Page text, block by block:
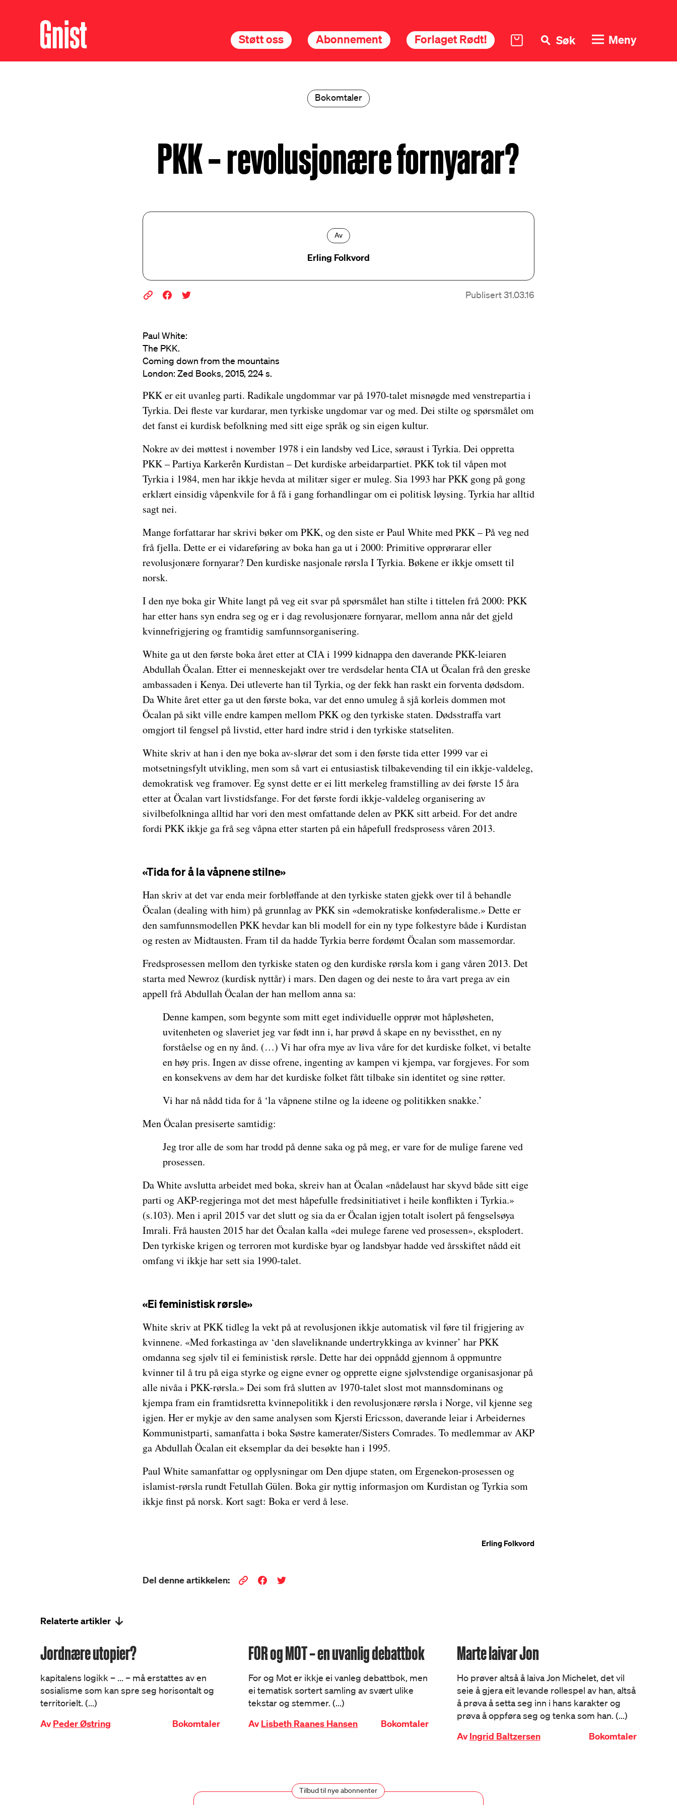
Støtt oss Abonnement Forlaget Rødt! Søk Meny
Bokomtaler
PKK – revolusjonære fornyarar?
Av
Erling Folkvord
Publisert 31.03.16
Paul White:
The PKK.
Coming down from the mountains
London: Zed Books, 2015, 224 s.
PKK er eit uvanleg parti. Radikale ungdommar var på 1970-talet misnøgde med venstrepartia i
Tyrkia. Dei fleste var kurdarar, men tyrkiske ungdomar var og med. Dei stilte og spørsmålet om
det fanst ei kurdisk befolkning med sitt eige språk og sin eigen kultur.
Nokre av dei møttest i november 1978 i ein landsby ved Lice, søraust i Tyrkia. Dei oppretta
PKK – Partiya Karkerên Kurdistan – Det kurdiske arbeidarpartiet. PKK tok til våpen mot
Tyrkia i 1984, men har ikkje hevda at militær siger er muleg. Sia 1993 har PKK gong på gong
erklært einsidig våpenkvile for å få i gang forhandlingar om ei politisk løysing. Tyrkia har alltid
sagt nei.
Mange forfattarar har skrivi bøker om PKK, og den siste er Paul White med PKK – På veg ned
frå fjella. Dette er ei vidareføring av boka han ga ut i 2000: Primitive opprørarar eller
revolusjonære fornyarar? Den kurdiske nasjonale rørsla I Tyrkia. Bøkene er ikkje omsett til
norsk.
I den nye boka gir White langt på veg eit svar på spørsmålet han stilte i tittelen frå 2000: PKK
har etter hans syn endra seg og er i dag revolusjonære fornyarar, mellom anna når det gjeld
kvinnefrigjering og framtidig samfunnsorganisering.
White ga ut den første boka året etter at CIA i 1999 kidnappa den daverande PKK-leiaren
Abdullah Öcalan. Etter ei menneskejakt over tre verdsdelar henta CIA ut Öcalan frå den greske
ambassaden i Kenya. Dei utleverte han til Tyrkia, og der fekk han raskt ein forventa dødsdom.
Da White året etter ga ut den første boka, var det enno umuleg å sjå korleis dommen mot
Öcalan på sikt ville endre kampen mellom PKK og den tyrkiske staten. Dødsstraffa vart
omgjort til fengsel på livstid, etter hard indre strid i den tyrkiske statseliten.
White skriv at han i den nye boka av-slørar det som i den første tida etter 1999 var ei
motsetningsfylt utvikling, men som så vart ei entusiastisk tilbakevending til ein ikkje-valdeleg,
demokratisk veg framover. Eg synst dette er ei litt merkeleg framstilling av dei første 15 åra
etter at Öcalan vart livstidsfange. For det første fordi ikkje-valdeleg organisering av
sivilbefolkninga alltid har vori den mest omfattande delen av PKK sitt arbeid. For det andre
fordi PKK ikkje ga frå seg våpna etter starten på ein håpefull fredsprosess våren 2013.
«Tida for å la våpnene stilne»
Han skriv at det var enda meir forbløffande at den tyrkiske staten gjekk over til å behandle
Öcalan (dealing with him) på grunnlag av PKK sin «demokratiske konføderalisme.» Dette er
den samfunnsmodellen PKK hevdar kan bli modell for ein ny type folkestyre både i Kurdistan
og resten av Midtausten. Fram til da hadde Tyrkia berre fordømt Öcalan som massemordar.
Fredsprosessen mellom den tyrkiske staten og den kurdiske rørsla kom i gang våren 2013. Det
starta med Newroz (kurdisk nyttår) i mars. Den dagen og dei neste to åra vart prega av ein
appell frå Abdullah Öcalan der han mellom anna sa:
Denne kampen, som begynte som mitt eget individuelle opprør mot håpløsheten,
uvitenheten og slaveriet jeg var født inn i, har prøvd å skape en ny bevissthet, en ny
forståelse og en ny ånd. (…) Vi har ofra mye av liva våre for det kurdiske folket, vi betalte
en høy pris. Ingen av disse ofrene, ingenting av kampen vi kjempa, var forgjeves. For som
en konsekvens av dem har det kurdiske folket fått tilbake sin identitet og sine røtter.
Vi har nå nådd tida for å ‘la våpnene stilne og la ideene og politikken snakke.’
Men Öcalan presiserte samtidig:
Jeg tror alle de som har trodd på denne saka og på meg, er vare for de mulige farene ved
prosessen.
Da White avslutta arbeidet med boka, skreiv han at Öcalan «nådelaust har skyvd både sitt eige
parti og AKP-regjeringa mot det mest håpefulle fredsinitiativet i heile konflikten i Tyrkia.»
(s.103). Men i april 2015 var det slutt og sia da er Öcalan igjen totalt isolert på fengselsøya
Imrali. Frå hausten 2015 har det Öcalan kalla «dei mulege farene ved prosessen», eksplodert.
Den tyrkiske krigen og terroren mot kurdiske byar og landsbyar hadde ved årsskiftet nådd eit
omfang vi ikkje har sett sia 1990-talet.
«Ei feministisk rørsle»
White skriv at PKK tidleg la vekt på at revolusjonen ikkje automatisk vil føre til frigjering av
kvinnene. «Med forkastinga av ‘den slaveliknande undertrykkinga av kvinner’ har PKK
omdanna seg sjølv til ei feministisk rørsle. Dette har dei oppnådd gjennom å oppmuntre
kvinner til å tru på eiga styrke og eigne evner og opprette eigne sjølvstendige organisasjonar på
alle nivåa i PKK-rørsla.» Dei som frå slutten av 1970-talet slost mot mannsdominans og
kjempa fram ein framtidsretta kvinnepolitikk i den revolusjonære rørsla i Norge, vil kjenne seg
igjen. Her er mykje av den same analysen som Kjersti Ericsson, daverande leiar i Arbeidernes
Kommunistparti, samanfatta i boka Søstre kamerater/Sisters Comrades. To medlemmar av AKP
ga Abdullah Öcalan eit eksemplar da dei besøkte han i 1995.
Paul White samanfattar og opplysningar om Den djupe staten, om Ergenekon-prosessen og
islamist-rørsla rundt Fetullah Gülen. Boka gir nyttig informasjon om Kurdistan og Tyrkia som
ikkje finst på norsk. Kort sagt: Boka er verd å lese.
Erling Folkvord
Del denne artikkelen:
Relaterte artikler
Jordnære utopier?
kapitalens logikk – ... – må erstattes av en
sosialisme som kan spre seg horisontalt og
territorielt. (...)
AvPeder Østring Bokomtaler
FOR og MOT – en uvanlig debattbok
For og Mot er ikkje ei vanleg debattbok, men
ei tematisk sortert samling av svært ulike
tekstar og stemmer. (...)
AvLisbeth Raanes Hansen Bokomtaler
Marte laivar Jon
Ho prøver altså å laiva Jon Michelet, det vil
seie å gjera eit levande rollespel av han, altså
å prøva å setta seg inn i hans karakter og
prøva å oppføra seg og tenka som han. (...)
AvIngrid Baltzersen Bokomtaler
Tilbud til nye abonnenter